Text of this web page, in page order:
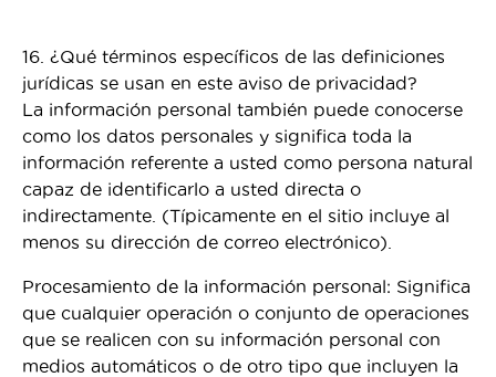
16. ¿Qué términos específicos de las definiciones
jurídicas se usan en este aviso de privacidad?
La información personal también puede conocerse
como los datos personales y significa toda la
información referente a usted como persona natural
capaz de identificarlo a usted directa o
indirectamente. (Típicamente en el sitio incluye al
menos su dirección de correo electrónico).
Procesamiento de la información personal: Significa
que cualquier operación o conjunto de operaciones
que se realicen con su información personal con
medios automáticos o de otro tipo que incluyen la